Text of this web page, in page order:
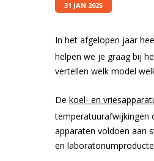
31 JAN 2025
In het afgelopen jaar
helpen we je graag bij
vertellen welk model
De koel- en
temperatuurafwijkingen
apparaten voldoen aan
en